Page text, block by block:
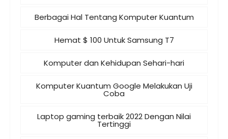
Berbagai Hal Tentang Komputer Kuantum
Hemat $ 100 Untuk Samsung T7
Komputer dan Kehidupan Sehari-hari
Komputer Kuantum Google Melakukan Uji
Coba
Laptop gaming terbaik 2022 Dengan Nilai
Tertinggi